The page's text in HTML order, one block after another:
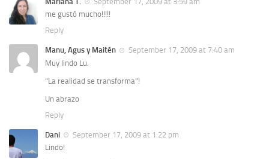
me gustó mucho!!!!!
Reply
Manu, Agus y Maitén
September 17, 2009 at 7:40 am
Muy lindo Lu.
“La realidad se transforma”!
Un abrazo
Reply
Dani
September 17, 2009 at 1:22 pm
Lindo!